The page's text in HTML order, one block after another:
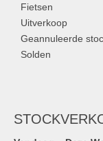
Fietsen
Uitverkoop
Geannuleerde
Solden